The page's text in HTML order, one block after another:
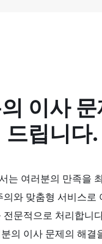
이사
드립니다.
는 여러분의 만족을
의와 맞춤형 서비스로
문적으로 처리합니
의 이사 문제의 해결